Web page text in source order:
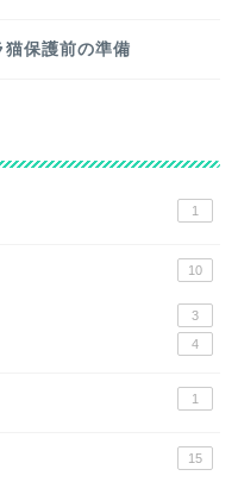
保護前の準備
1
10
3
4
1
15